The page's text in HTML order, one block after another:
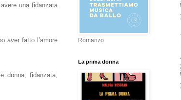
una fidanzata
aver fatto l’amore
donna, fidanzata,
Romanzo
La prima donna